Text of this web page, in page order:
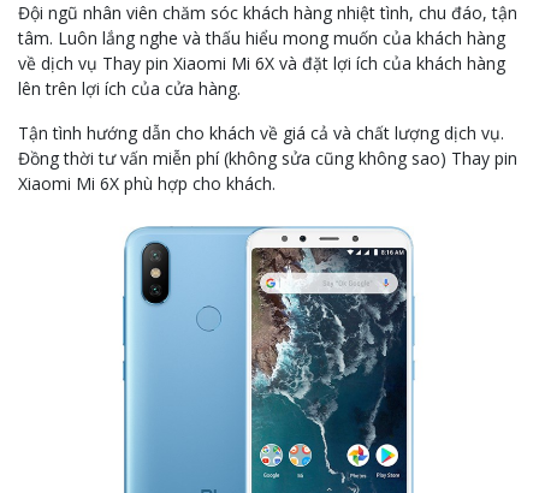
Đội ngũ nhân viên chăm sóc khách hàng nhiệt tình, chu đáo, tận
tâm. Luôn lắng nghe và thấu hiểu mong muốn của khách hàng
về dịch vụ Thay pin Xiaomi Mi 6X và đặt lợi ích của khách hàng
lên trên lợi ích của cửa hàng.
Tận tình hướng dẫn cho khách về giá cả và chất lượng dịch vụ.
Đồng thời tư vấn miễn phí (không sửa cũng không sao) Thay pin
Xiaomi Mi 6X phù hợp cho khách.